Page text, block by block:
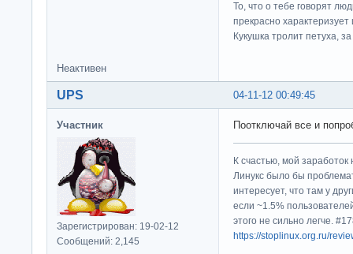
То, что о тебе говорят
прекрасно характеризует
Кукушка тролит петуха,
Неактивен
04-11-12 00:49:45
UPS
Участник
Зарегистрирован: 19-02-12
Сообщений: 2,145
Поотключай все и
К счастью, мой
Линукс было бы
интересует, что там у
если ~1.5%
этого не сильно легче.
https://stoplinux.org.ru/